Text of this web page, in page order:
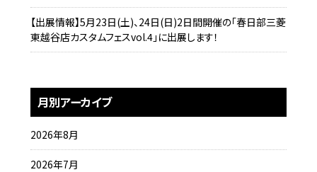
【出展情報】5月23日(土)、24日(日)2日間開催の「春日部三菱
東越谷店カスタムフェスvol.4」に出展します！
月別アーカイブ
2026年8月
2026年7月